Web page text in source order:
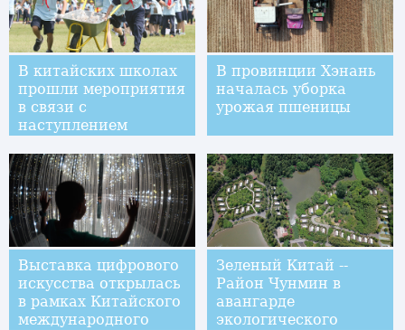
В китайских школах
прошли мероприятия
в связи с
наступлением
защиты детей
В провинции Хэнань
началась уборка
урожая пшеницы
Выставка цифрового
искусства открылась
в рамках Китайского
международного
Зеленый Китай --
Район Чунмин в
авангарде
экологического